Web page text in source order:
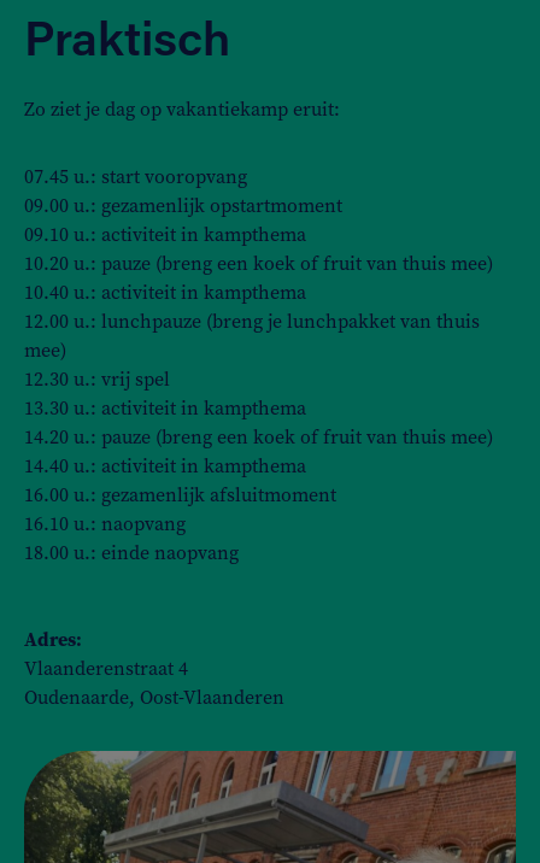
Praktisch
Zo ziet je dag op vakantiekamp eruit:
07.45 u.: start vooropvang
09.00 u.: gezamenlijk opstartmoment
09.10 u.: activiteit in kampthema
10.20 u.: pauze (breng een koek of fruit van thuis mee)
10.40 u.: activiteit in kampthema
12.00 u.: lunchpauze (breng je lunchpakket van thuis
mee)
12.30 u.: vrij spel
13.30 u.: activiteit in kampthema
14.20 u.: pauze (breng een koek of fruit van thuis mee)
14.40 u.: activiteit in kampthema
16.00 u.: gezamenlijk afsluitmoment
16.10 u.: naopvang
18.00 u.: einde naopvang
Adres:
Vlaanderenstraat 4
Oudenaarde, Oost-Vlaanderen